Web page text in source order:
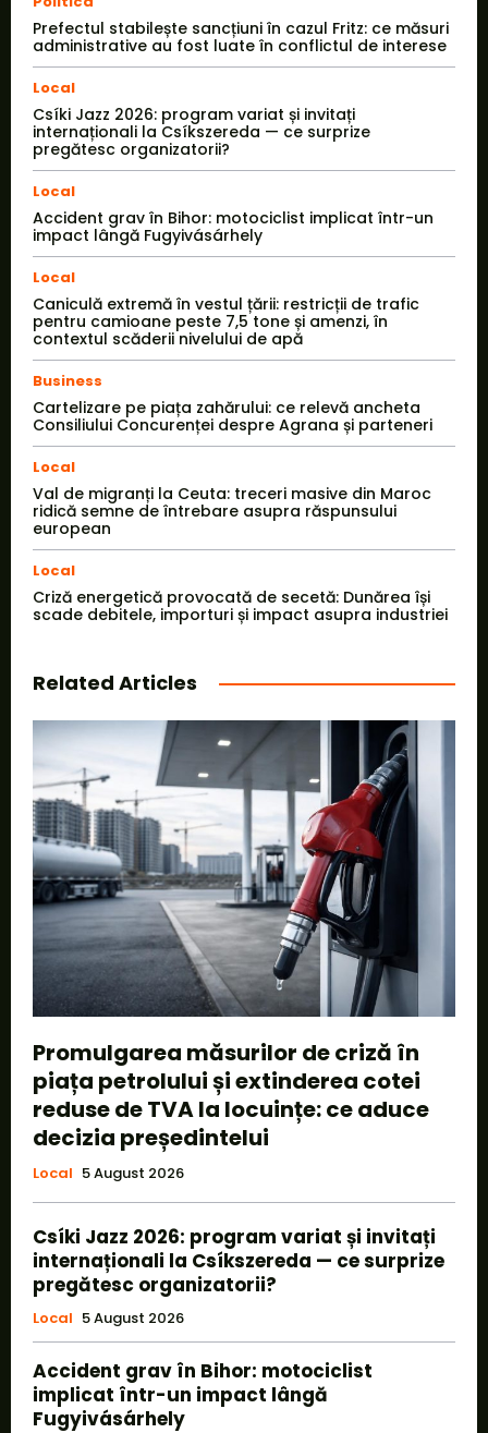
Prefectul stabilește sancțiuni în cazul Fritz: ce măsuri
administrative au fost luate în conflictul de interese
Local
Csíki Jazz 2026: program variat și invitați
internaționali la Csíkszereda — ce surprize
pregătesc organizatorii?
Local
Accident grav în Bihor: motociclist implicat într-un
impact lângă Fugyivásárhely
Local
Caniculă extremă în vestul țării: restricții de trafic
pentru camioane peste 7,5 tone și amenzi, în
contextul scăderii nivelului de apă
Business
Cartelizare pe piața zahărului: ce relevă ancheta
Consiliului Concurenței despre Agrana și parteneri
Local
Val de migranți la Ceuta: treceri masive din Maroc
ridică semne de întrebare asupra răspunsului
european
Local
Criză energetică provocată de secetă: Dunărea își
scade debitele, importuri și impact asupra industriei
Related Articles
Promulgarea măsurilor de criză în
piața petrolului și extinderea cotei
reduse de TVA la locuințe: ce aduce
decizia președintelui
Local 5 August 2026
Csíki Jazz 2026: program variat și invitați
internaționali la Csíkszereda — ce surprize
pregătesc organizatorii?
Local 5 August 2026
Accident grav în Bihor: motociclist
implicat într-un impact lângă
Fugyivásárhely